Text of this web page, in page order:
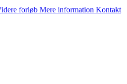
forløb Mere information Kontakt